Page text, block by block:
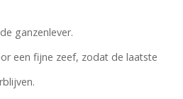
ganzenlever.
een fijne zeef, zodat de laatste